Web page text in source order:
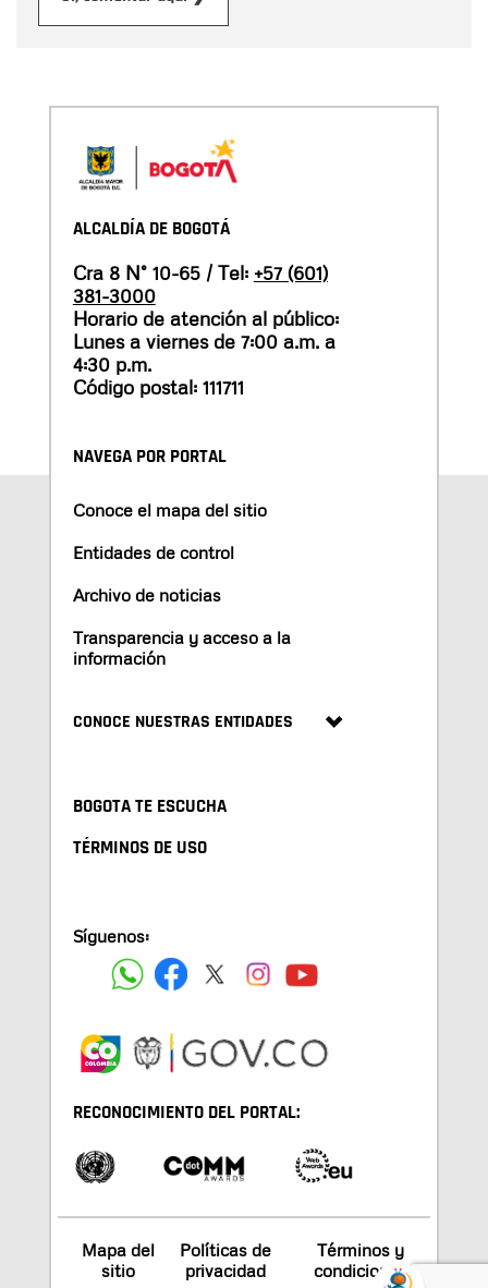
ALCALDÍA DE BOGOTÁ
Cra 8 N° 10-65 / Tel: +57 (601)
381-3000
Horario de atención al público:
Lunes a viernes de 7:00 a.m. a
4:30 p.m.
Código postal: 111711
NAVEGA POR PORTAL
Conoce el mapa del sitio
Entidades de control
Archivo de noticias
Transparencia y acceso a la
información
CONOCE NUESTRAS ENTIDADES
BOGOTA TE ESCUCHA
TÉRMINOS DE USO
Síguenos:
RECONOCIMIENTO DEL PORTAL:
Mapa del
sitio
Políticas de
privacidad
Términos y
condiciones